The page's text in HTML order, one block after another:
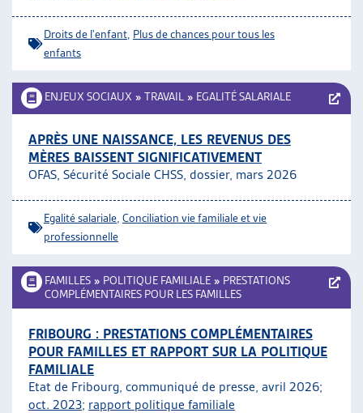
Droits de l'enfant Plus de chances pour tous les
enfants
ENJEUX SOCIAUX » TRAVAIL » EGALITÉ SALARIALE
APRÈS UNE NAISSANCE, LES REVENUS DES
MÈRES BAISSENT SIGNIFICATIVEMENT
OFAS, Sécurité Sociale CHSS, dossier, mars 2026
Egalité salariale Conciliation vie familiale et vie
professionnelle
FAMILLES » POLITIQUE FAMILIALE » PRESTATIONS
COMPLÉMENTAIRES POUR LES FAMILLES
FRIBOURG : PRESTATIONS COMPLÉMENTAIRES
POUR FAMILLES ET RAPPORT SUR LA POLITIQUE
FAMILIALE
Etat de Fribourg, communiqué de presse, avril 2026;
oct. 2023; rapport politique familiale